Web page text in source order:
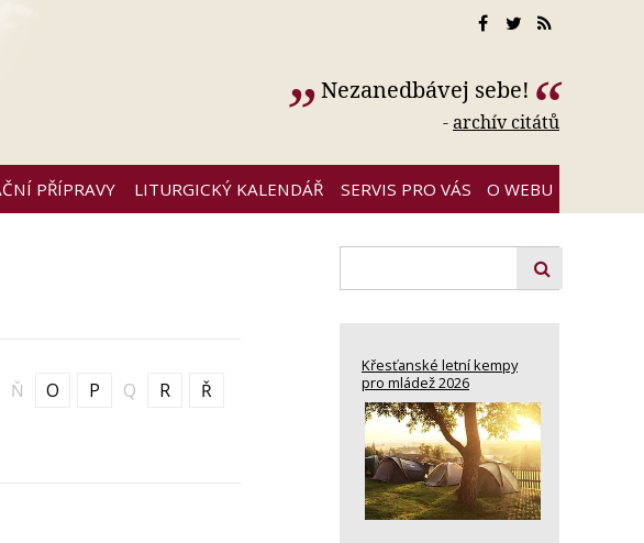
Nezanedbávej sebe!
-archív citátů
PŘÍPRAVY LITURGICKÝ KALENDÁŘ SERVIS PRO VÁS O WEBU
Ň O P Q R
Ř
Křesťanské letní kempy
pro mládež 2026